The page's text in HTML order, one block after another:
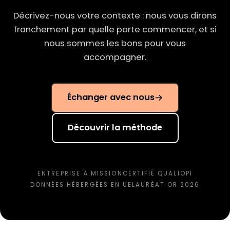
Décrivez-nous votre contexte : nous vous dirons
franchement par quelle porte commencer, et si
nous sommes les bons pour vous
accompagner.
Échanger avec nous
Découvrir la méthode
ENTREPRISE À MISSION CERTIFIÉ QUALIOPI
DONNÉES HÉBERGÉES EN UELAURÉAT OR 2026